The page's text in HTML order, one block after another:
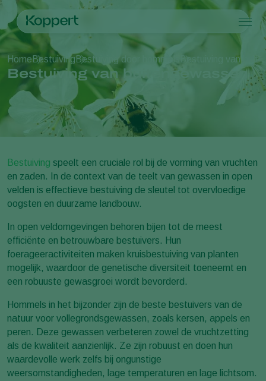
Producten
Producten
Plaagbestrijding
Ziektebestrijding
Bestuiving
Weerbaar telen
Uitzettechnieken
Teelten
Teelten
Bedekte groenteteelt
Siergewassen
Vollegrondsgroenten
Plagen en ziekten
Plagen en ziekten
Plagen
Ziektebestrijding
Over Koppert
Over Koppert
Over Koppert
Nieuws en informatie
Contact
Koppert One Contact
Zoeken
HomeBestuiving Bestuiving door hommels Bestuiving van
Bestuiving van buitengewassen
Bestuiving speelt een cruciale rol bij de vorming van vruchten
en zaden. In de context van de teelt van gewassen in open
velden is effectieve bestuiving de sleutel tot overvloedige
oogsten en duurzame landbouw.
In open veldomgevingen behoren bijen tot de meest
efficiënte en betrouwbare bestuivers. Hun
foerageeractiviteiten maken kruisbestuiving van planten
mogelijk, waardoor de genetische diversiteit toeneemt en
een robuuste gewasgroei wordt bevorderd.
Hommels in het bijzonder zijn de beste bestuivers van de
natuur voor vollegrondsgewassen, zoals kersen, appels en
peren. Deze gewassen verbeteren zowel de vruchtzetting
als de kwaliteit aanzienlijk. Ze zijn robuust en doen hun
waardevolle werk zelfs bij ongunstige
weersomstandigheden, lage temperaturen en lage lichtsom.